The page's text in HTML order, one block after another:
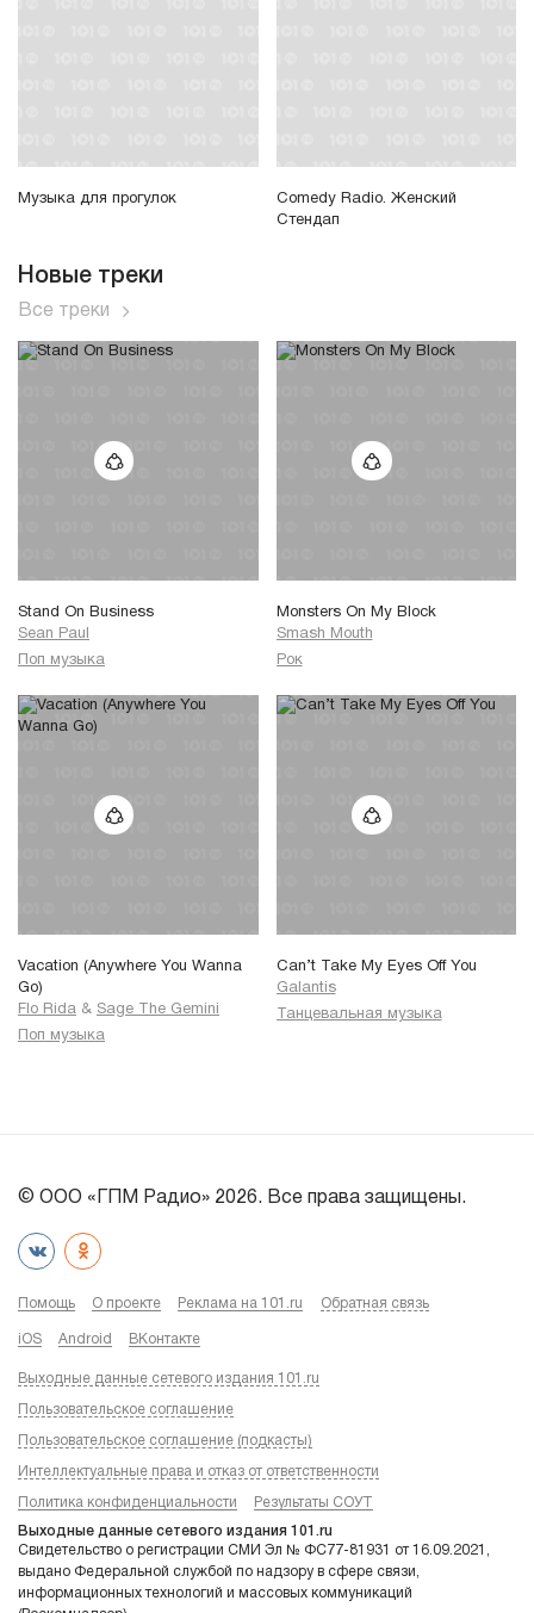
Музыка для прогулок
Comedy Radio. Женский
Стендап
Новые треки
Все треки
Stand On Business
Sean Paul
Поп музыка
Monsters On My Block
Smash Mouth
Рок
Vacation (Anywhere You Wanna
Go)
Flo Rida & Sage The Gemini
Поп музыка
Can’t Take My Eyes Off You
Galantis
Танцевальная музыка
© ООО «ГПМ Радио» 2026. Все права защищены.
Помощь О проекте Реклама на 101.ru Обратная связь
iOS Android ВКонтакте
Выходные данные сетевого издания 101.ru
Пользовательское соглашение
Пользовательское соглашение (подкасты)
Интеллектуальные права и отказ от ответственности
Политика конфиденциальности Результаты СОУТ
Выходные данные сетевого издания 101.ru
Свидетельство о регистрации СМИ Эл № ФС77-81931 от 16.09.2021,
выдано Федеральной службой по надзору в сфере связи,
информационных технологий и массовых коммуникаций